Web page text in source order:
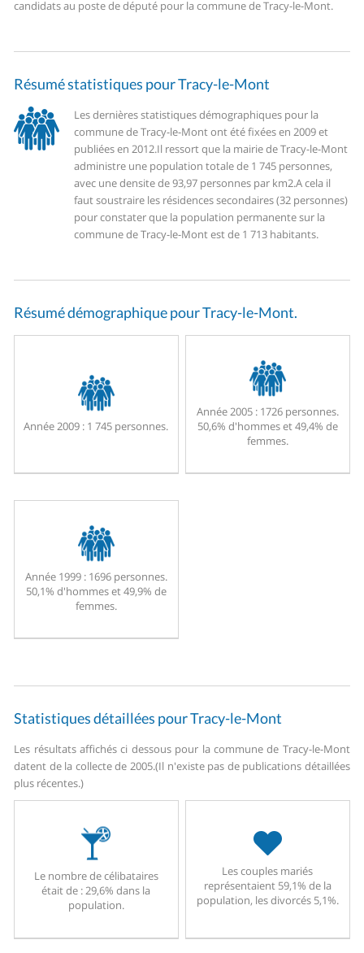
candidats au poste de député pour la commune de Tracy-le-Mont.
Résumé statistiques pour Tracy-le-Mont
Les dernières statistiques démographiques pour la
commune de Tracy-le-Mont ont été fixées en 2009 et
publiées en 2012.Il ressort que la mairie de Tracy-le-Mont
administre une population totale de 1 745 personnes,
avec une densite de 93,97 personnes par km2.A cela il
faut soustraire les résidences secondaires (32 personnes)
pour constater que la population permanente sur la
commune de Tracy-le-Mont est de 1 713 habitants.
Résumé démographique pour Tracy-le-Mont.
Année 2009 : 1 745 personnes.
Année 2005 :1726 personnes.
50,6% d'hommes et 49,4% de
femmes.
Année 1999 :1696 personnes.
50,1% d'hommes et 49,9% de
femmes.
Statistiques détaillées pour Tracy-le-Mont
Les résultats affichés ci dessous pour la commune de Tracy-le-Mont
datent de la collecte de 2005.(Il n'existe pas de publications détaillées
plus récentes.)
Le nombre de célibataires
était de : 29,6% dans la
population.
Les couples mariés
représentaient 59,1% de la
population, les divorcés 5,1%.